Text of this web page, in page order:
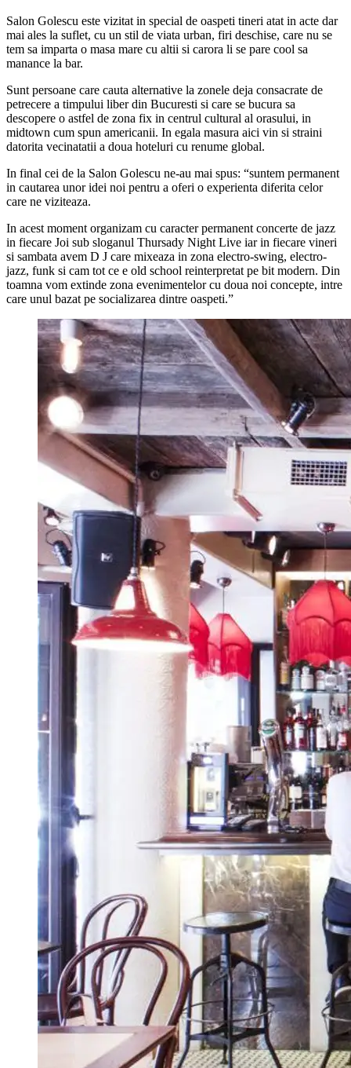
Salon Golescu este vizitat in special de oaspeti tineri atat in acte dar
mai ales la suflet, cu un stil de viata urban, firi deschise, care nu se
tem sa imparta o masa mare cu altii si carora li se pare cool sa
manance la bar.
Sunt persoane care cauta alternative la zonele deja consacrate de
petrecere a timpului liber din Bucuresti si care se bucura sa
descopere o astfel de zona fix in centrul cultural al orasului, in
midtown cum spun americanii. In egala masura aici vin si straini
datorita vecinatatii a doua hoteluri cu renume global.
In final cei de la Salon Golescu ne-au mai spus: “suntem permanent
in cautarea unor idei noi pentru a oferi o experienta diferita celor
care ne viziteaza.
In acest moment organizam cu caracter permanent concerte de jazz
in fiecare Joi sub sloganul Thursady Night Live iar in fiecare vineri
si sambata avem D J care mixeaza in zona electro-swing, electro-
jazz, funk si cam tot ce e old school reinterpretat pe bit modern. Din
toamna vom extinde zona evenimentelor cu doua noi concepte, intre
care unul bazat pe socializarea dintre oaspeti.”